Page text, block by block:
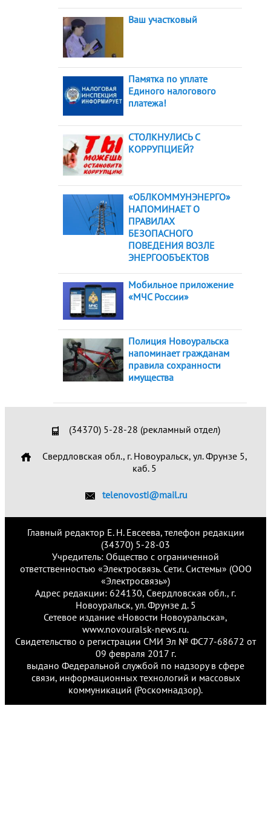
Ваш участковый
Памятка по уплате
Единого налогового
платежа!
СТОЛКНУЛИСЬ С
КОРРУПЦИЕЙ?
«ОБЛКОММУНЭНЕРГО»
НАПОМИНАЕТ О
ПРАВИЛАХ
БЕЗОПАСНОГО
ПОВЕДЕНИЯ ВОЗЛЕ
ЭНЕРГООБЪЕКТОВ
Мобильное приложение
«МЧС России»
Полиция Новоуральска
напоминает гражданам
правила сохранности
имущества
(34370) 5-28-28 (рекламный отдел)
Свердловская обл., г. Новоуральск, ул. Фрунзе 5,
каб. 5
telenovosti@mail.ru
Главный редактор Е. Н. Евсеева, телефон редакции
(34370) 5-28-03
Учредитель: Общество с ограниченной
ответственностью «Электросвязь. Сети. Системы» (ООО
«Электросвязь»)
Адрес редакции: 624130, Свердловская обл., г.
Новоуральск, ул. Фрунзе д. 5
Сетевое издание «Новости Новоуральска»,
www.novouralsk-news.ru.
Свидетельство о регистрации СМИ Эл № ФС77-68672 от
09 февраля 2017 г.
выдано Федеральной службой по надзору в сфере
связи, информационных технологий и массовых
коммуникаций (Роскомнадзор).